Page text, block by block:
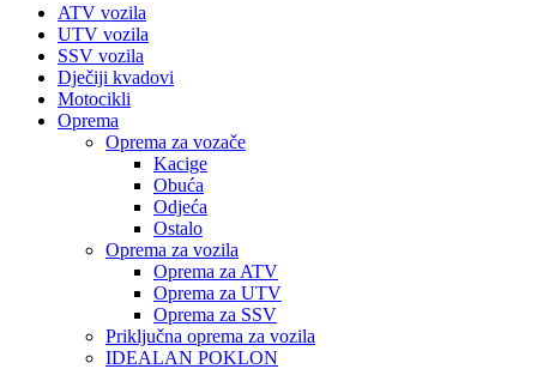
ATV vozila
UTV vozila
SSV vozila
Dječiji kvadovi
Motocikli
Oprema
Oprema za vozače
Kacige
Obuća
Odjeća
Ostalo
Oprema za vozila
Oprema za ATV
Oprema za UTV
Oprema za SSV
Priključna oprema za vozila
IDEALAN POKLON